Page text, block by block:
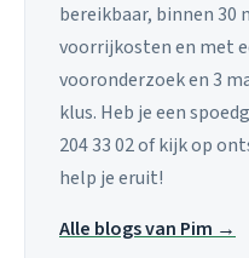
bereikbaar, binnen
voorrijkosten en met
vooronderzoek en 3
klus. Heb je een
204 33 02 of kijk op
help je eruit!
Alle blogs van Pim →